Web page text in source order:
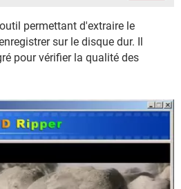
permettant d'extraire le
sur le disque dur. Il
pour vérifier la qualité des